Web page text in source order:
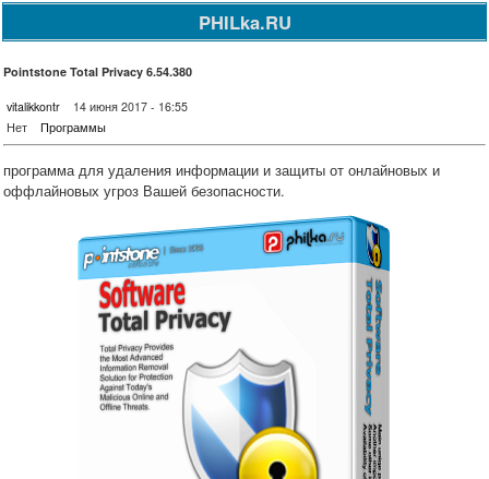
PHILka.RU
Pointstone Total Privacy 6.54.380
vitalikkontr
14 июня 2017 - 16:55
Нет
Программы
программа для удаления информации и защиты от онлайновых и
оффлайновых угроз Вашей безопасности.